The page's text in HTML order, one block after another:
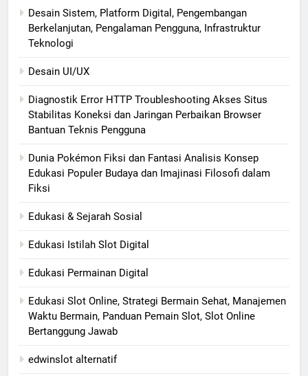
Desain Sistem, Platform Digital, Pengembangan
Berkelanjutan, Pengalaman Pengguna, Infrastruktur
Teknologi
Desain UI/UX
Diagnostik Error HTTP Troubleshooting Akses Situs
Stabilitas Koneksi dan Jaringan Perbaikan Browser
Bantuan Teknis Pengguna
Dunia Pokémon Fiksi dan Fantasi Analisis Konsep
Edukasi Populer Budaya dan Imajinasi Filosofi dalam
Fiksi
Edukasi & Sejarah Sosial
Edukasi Istilah Slot Digital
Edukasi Permainan Digital
Edukasi Slot Online, Strategi Bermain Sehat, Manajemen
Waktu Bermain, Panduan Pemain Slot, Slot Online
Bertanggung Jawab
edwinslot alternatif